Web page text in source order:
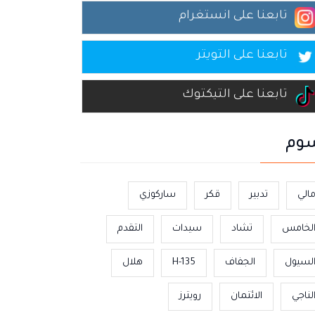
تابعنا على انستغرام
تابعنا على التويتر
تابعنا على التيكتوك
مالي تدبير قكر ساركوزي
الخامس تشاد سيدات التقدم
السيول الجفاف H-135 هلال
الناجي الائتمان رويترز